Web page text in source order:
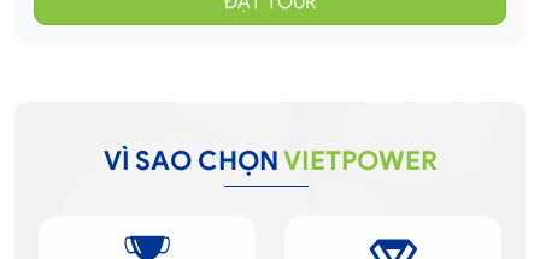
VÌ SAO CHỌNVIETPOWER